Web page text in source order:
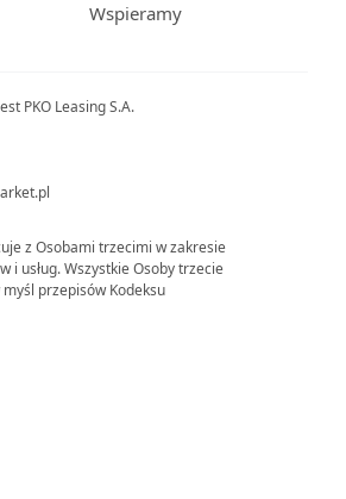
PKO Leasing S.A.
z Osobami trzecimi w zakresie
i usług. Wszystkie Osoby trzecie
przepisów Kodeksu
Wspieramy